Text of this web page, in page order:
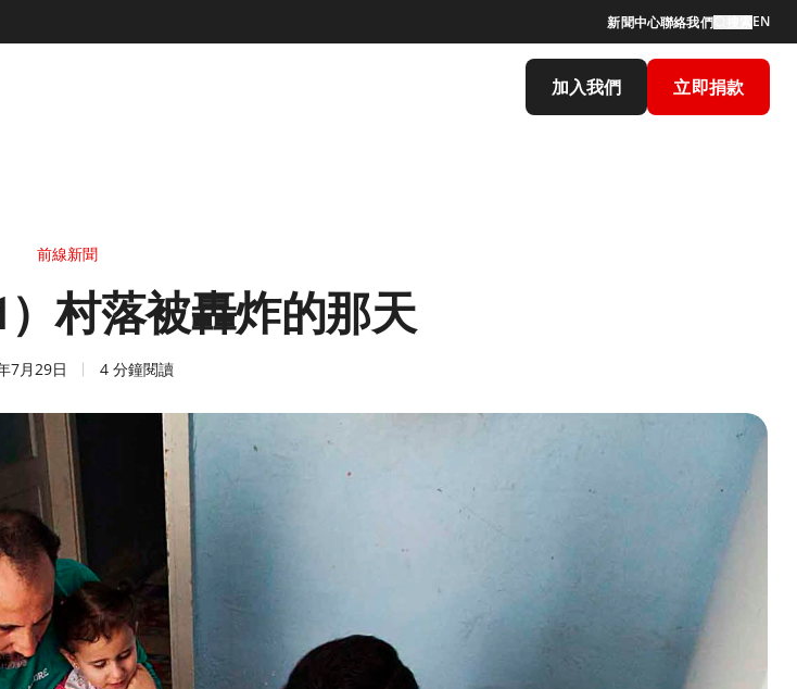
新聞中心聯絡我們 EN
加入我們 立即捐款
前線新聞
村落被轟炸的那天
7月29日 4 分鐘閱讀